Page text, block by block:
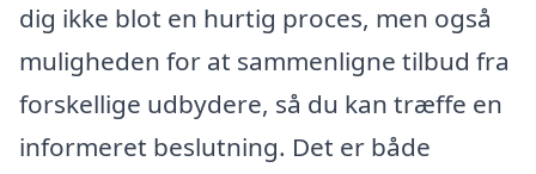
dig ikke blot en hurtig proces, men også
muligheden for at sammenligne tilbud fra
forskellige udbydere, så du kan træffe en
informeret beslutning. Det er både